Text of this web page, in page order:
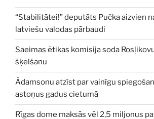
“Stabilitātei!” deputāts Pučka aizvien
latviešu valodas pārbaudi
Saeimas ētikas komisija soda
šķelšanu
Ādamsonu atzīst par vainīgu
astoņus gadus cietumā
Rīgas dome maksās vēl 2,5 miljonus